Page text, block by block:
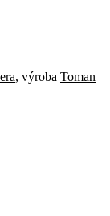
, výroba Toman